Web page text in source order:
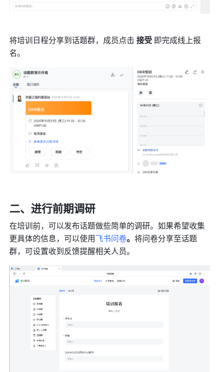
将培训日程分享到话题群，成员点击 接受 即完成线上报
名。
二、进行前期调研
在培训前，可以发布话题做些简单的调研。如果希望收集
更具体的信息，可以使用飞书问卷。将问卷分享至话题
群，可设置收到反馈提醒相关人员。